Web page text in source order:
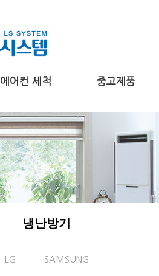
에어컨 세척 중고제품
냉난방기
LG SAMSUNG